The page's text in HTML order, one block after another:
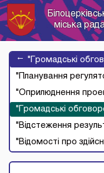
міська
→ "Громадські
"Планування
"Оприлюднення
"Громадські
"Відстеження
"Відомості про